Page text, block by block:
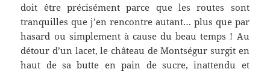
doit être précisément parce que les routes sont
tranquilles que j’en rencontre autant… plus que par
hasard ou simplement à cause du beau temps ! Au
détour d’un lacet, le château de Montségur surgit en
haut de sa butte en pain de sucre, inattendu et